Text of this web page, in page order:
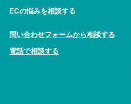
ECの悩みを相談する
問い合わせフォームから相談する
電話で相談する